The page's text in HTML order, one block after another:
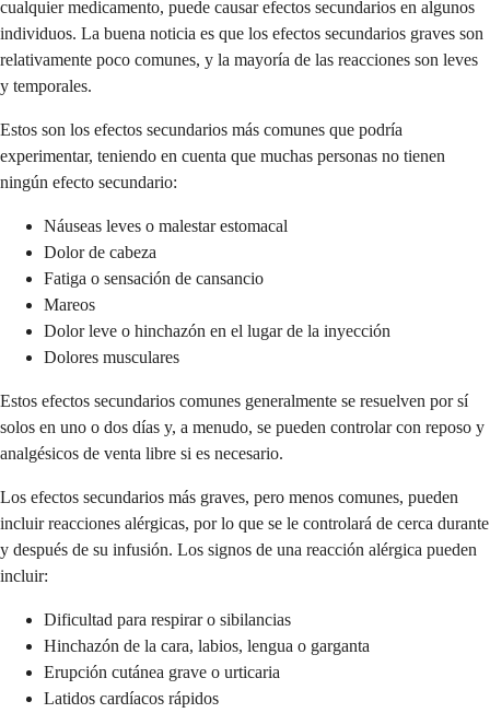
cualquier medicamento, puede causar efectos secundarios en algunos
individuos. La buena noticia es que los efectos secundarios graves son
relativamente poco comunes, y la mayoría de las reacciones son leves
y temporales.
Estos son los efectos secundarios más comunes que podría
experimentar, teniendo en cuenta que muchas personas no tienen
ningún efecto secundario:
Náuseas leves o malestar estomacal
Dolor de cabeza
Fatiga o sensación de cansancio
Mareos
Dolor leve o hinchazón en el lugar de la inyección
Dolores musculares
Estos efectos secundarios comunes generalmente se resuelven por sí
solos en uno o dos días y, a menudo, se pueden controlar con reposo y
analgésicos de venta libre si es necesario.
Los efectos secundarios más graves, pero menos comunes, pueden
incluir reacciones alérgicas, por lo que se le controlará de cerca durante
y después de su infusión. Los signos de una reacción alérgica pueden
incluir:
Dificultad para respirar o sibilancias
Hinchazón de la cara, labios, lengua o garganta
Erupción cutánea grave o urticaria
Latidos cardíacos rápidos